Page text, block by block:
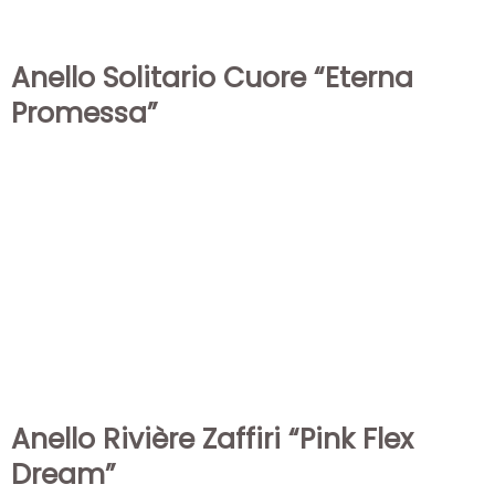
Anello Solitario Cuore “Eterna
Promessa”
Anello Rivière Zaffiri “Pink Flex
Dream”